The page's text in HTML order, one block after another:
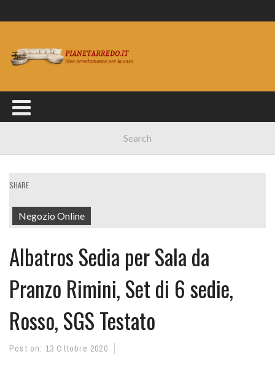
SHARE
Negozio Online
Albatros Sedia per Sala da
Pranzo Rimini, Set di 6 sedie,
Rosso, SGS Testato
Post on: 13 Ottobre 2020